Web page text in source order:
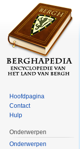
Hoofdpagina
Contact
Hulp
Onderwerpen
Onderwerpen